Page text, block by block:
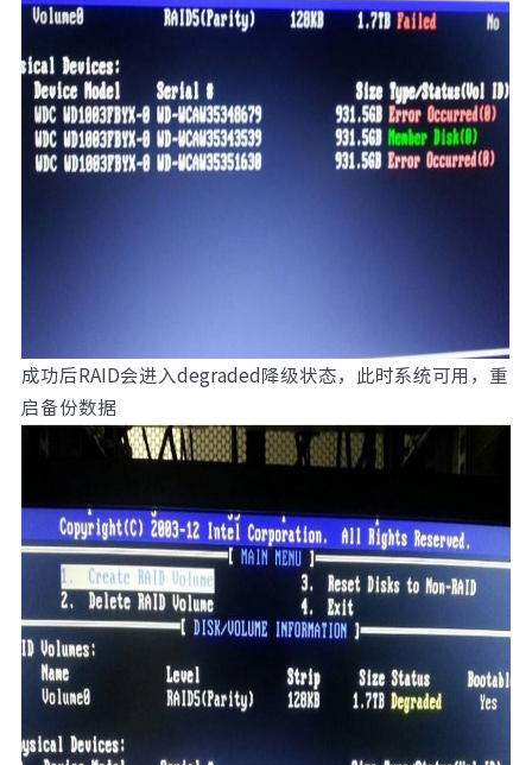
成功后RAID会进入degraded降级状态，此时系统可用，重
启备份数据